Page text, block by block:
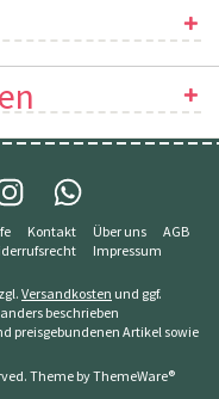
Kontakt Über uns
AGB
Impressum
Versandkosten und ggf.
beschrieben
preisgebundenen Artikel sowie
Theme byThemeWare®